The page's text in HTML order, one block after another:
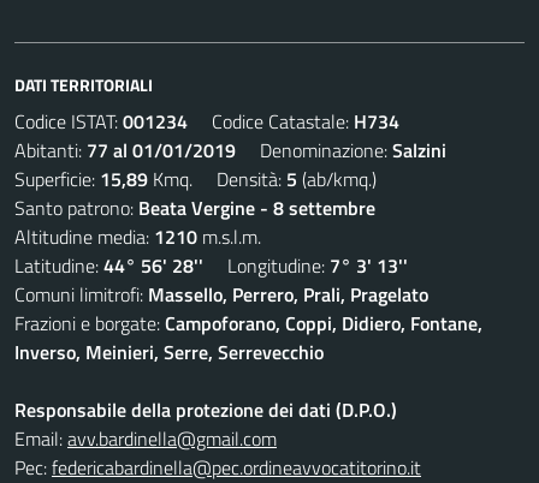
DATI TERRITORIALI
Codice ISTAT:001234 Codice Catastale: H734
Abitanti: 77 al 01/01/2019 Denominazione:Salzini
Superficie: 15,89 Kmq. Densità: 5 (ab/kmq.)
Santo patrono: Beata Vergine - 8 settembre
Altitudine media: 1210 m.s.l.m.
Latitudine:44° 56' 28'' Longitudine: 7° 3' 13''
Comuni limitrofi: Massello, Perrero, Prali, Pragelato
Frazioni e borgate:Campoforano, Coppi, Didiero, Fontane,
Inverso, Meinieri, Serre, Serrevecchio
Responsabile della protezione dei dati (D.P.O.)
Email:avv.bardinella@gmail.com
Pec:federicabardinella@pec.ordineavvocatitorino.it